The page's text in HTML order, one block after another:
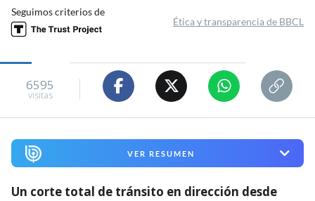
Seguimos criterios de
Ética y transparencia de BBCL
6595
visitas
VER RESUMEN
Un corte total de tránsito en dirección desde